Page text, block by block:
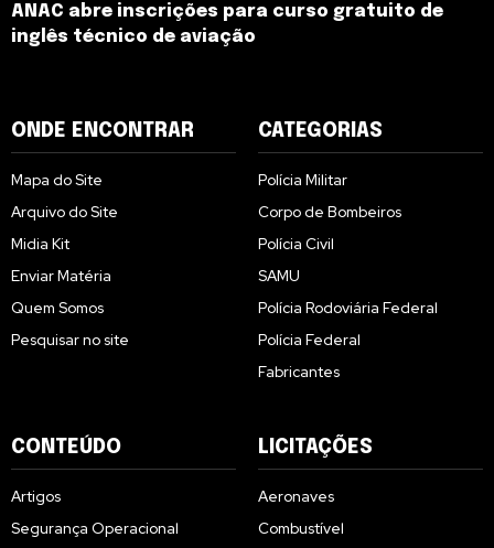
ANAC abre inscrições para curso gratuito de
inglês técnico de aviação
ONDE ENCONTRAR
Mapa do Site
Arquivo do Site
Midia Kit
Enviar Matéria
Quem Somos
Pesquisar no site
CATEGORIAS
Polícia Militar
Corpo de Bombeiros
Polícia Civil
SAMU
Polícia Rodoviária Federal
Polícia Federal
Fabricantes
CONTEÚDO
Artigos
Segurança Operacional
LICITAÇÕES
Aeronaves
Combustível